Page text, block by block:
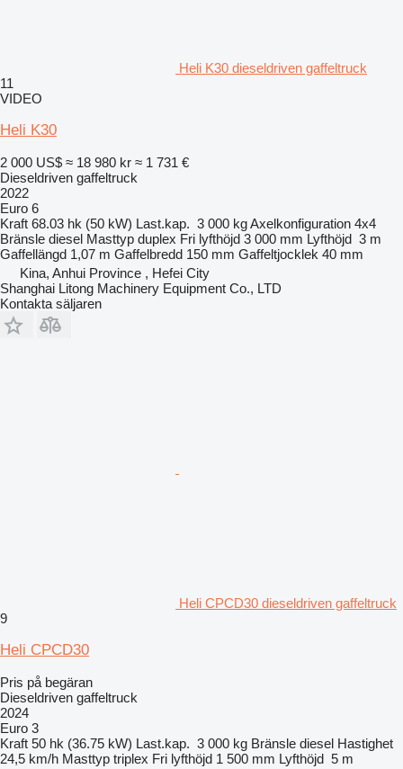
Heli K30 dieseldriven gaffeltruck
11
VIDEO
Heli K30
2 000 US$ ≈ 18 980 kr ≈ 1 731 €
Dieseldriven gaffeltruck
2022
Euro 6
Kraft 68.03 hk (50 kW) Last.kap. 3 000 kgAxelkonfiguration 4x4
Bränsle diesel Masttyp duplex Fri lyfthöjd 3 000 mm Lyfthöjd 3 m
Gaffellängd 1,07 m Gaffelbredd 150 mm Gaffeltjocklek 40 mm
Kina, Anhui Province , Hefei City
Shanghai Litong Machinery Equipment Co., LTD
Kontakta säljaren
Heli CPCD30 dieseldriven gaffeltruck
9
Heli CPCD30
Pris på begäran
Dieseldriven gaffeltruck
2024
Euro 3
Kraft 50 hk (36.75 kW) Last.kap. 3 000 kg Bränsle diesel Hastighet
24,5 km/h Masttyp triplex Fri lyfthöjd 1 500 mm Lyfthöjd 5 m